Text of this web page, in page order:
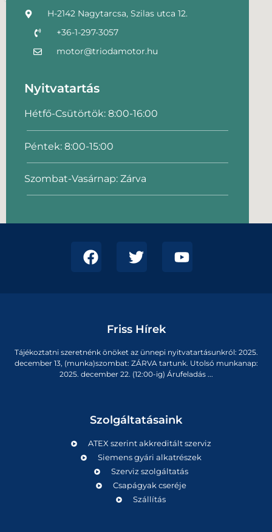
H-2142 Nagytarcsa, Szilas utca 12.
+36-1-297-3057
motor@triodamotor.hu
Nyitvatartás
Hétfő-Csütörtök: 8:00-16:00
Péntek: 8:00-15:00
Szombat-Vasárnap: Zárva
Friss Hírek
Tájékoztatni szeretnénk önöket az ünnepi nyitvatartásunkról: 2025.
december 13, (munka)szombat: ZÁRVA tartunk. Utolsó munkanap:
2025. december 22. (12:00-ig) Árufeladás ...
Szolgáltatásaink
ATEX szerint akkreditált szerviz
Siemens gyári alkatrészek
Szerviz szolgáltatás
Csapágyak cseréje
Szállítás